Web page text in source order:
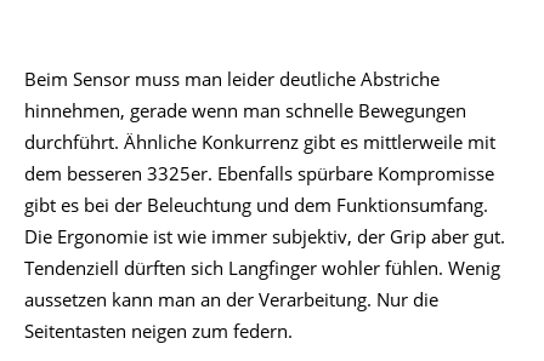
Beim Sensor muss man leider deutliche Abstriche
hinnehmen, gerade wenn man schnelle Bewegungen
durchführt. Ähnliche Konkurrenz gibt es mittlerweile mit
dem besseren 3325er. Ebenfalls spürbare Kompromisse
gibt es bei der Beleuchtung und dem Funktionsumfang.
Die Ergonomie ist wie immer subjektiv, der Grip aber gut.
Tendenziell dürften sich Langfinger wohler fühlen. Wenig
aussetzen kann man an der Verarbeitung. Nur die
Seitentasten neigen zum federn.